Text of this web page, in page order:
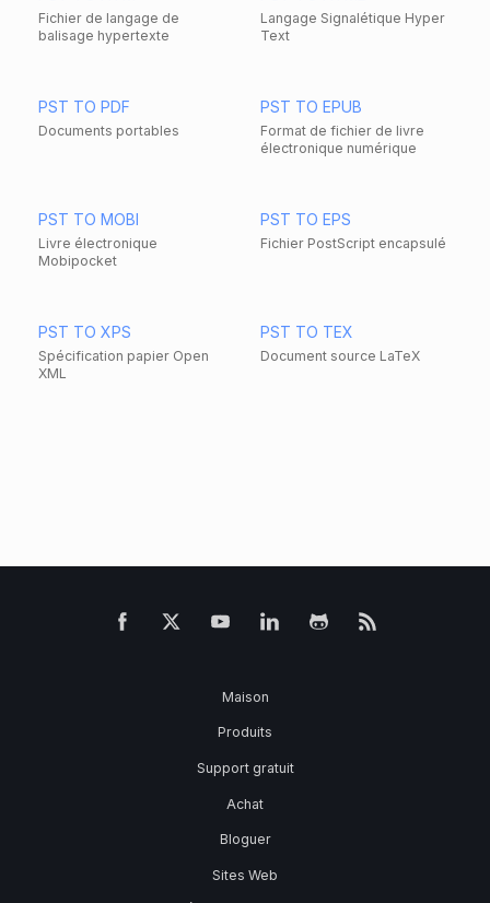
Fichier de langage de
balisage hypertexte
Langage Signalétique Hyper
Text
PST TO PDF
Documents portables
PST TO EPUB
Format de fichier de livre
électronique numérique
PST TO MOBI
Livre électronique
Mobipocket
PST TO EPS
Fichier PostScript encapsulé
PST TO XPS
Spécification papier Open
XML
PST TO TEX
Document source LaTeX
Maison
Produits
Support gratuit
Achat
Bloguer
Sites Web